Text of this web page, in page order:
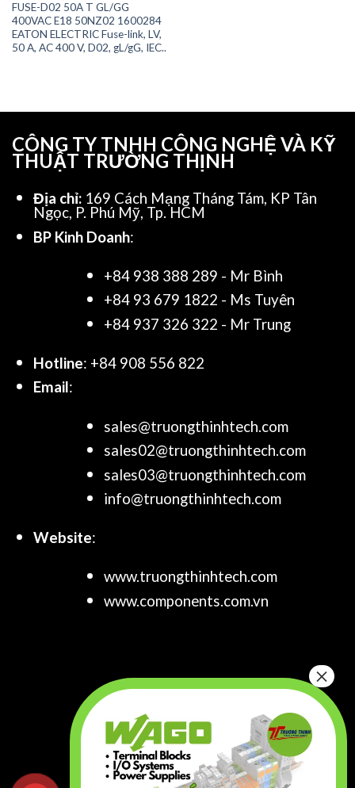
FUSE-D02 50A T GL/GG
400VAC E18 50NZ02 1600284
EATON ELECTRIC Fuse-link, LV,
50 A, AC 400 V, D02, gL/gG, IEC..
CÔNG TY TNHH CÔNG NGHỆ VÀ KỸ
THUẬT TRƯỜNG THỊNH
Địa chỉ: 169 Cách Mạng Tháng Tám, KP Tân
Ngọc, P. Phú Mỹ, Tp. HCM
BP Kinh Doanh:
+84 938 388 289 - Mr Bình
+84 93 679 1822 - Ms Tuyên
+84 937 326 322 - Mr Trung
Hotline: +84 908 556 822
Email:
sales@truongthinhtech.com
sales02@truongthinhtech.com
sales03@truongthinhtech.com
info@truongthinhtech.com
Website:
www.truongthinhtech.com
www.components.com.vn